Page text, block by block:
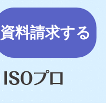
資料請求する